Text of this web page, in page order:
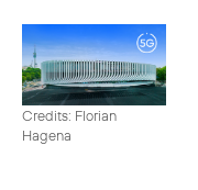
Credits: Florian
Hagena